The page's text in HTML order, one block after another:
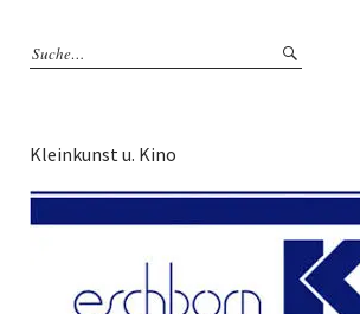
Kleinkunst u. Kino